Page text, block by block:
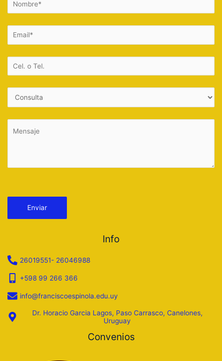
Info
26019551- 26046988
+598 99 266 366
info@franciscoespinola.edu.uy
Dr. Horacio Garcia Lagos, Paso Carrasco, Canelones,
Uruguay
Convenios